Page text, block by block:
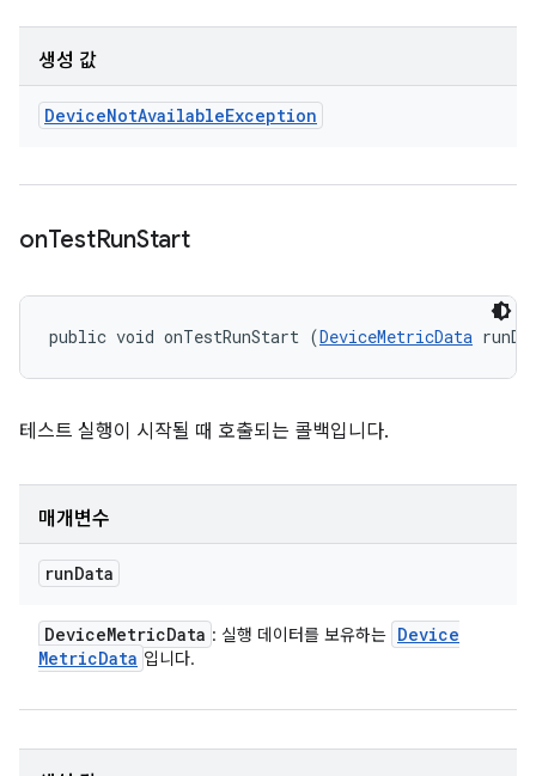
생성 값
DeviceNotAvailableException
onTestRunStart
public void onTestRunStart (DeviceMetricData
테스트 실행이 시작될 때 호출되는 콜백입니다.
매개변수
runData
DeviceMetricData : 실행 데이터를 보유하는 Device
MetricData 입니다.